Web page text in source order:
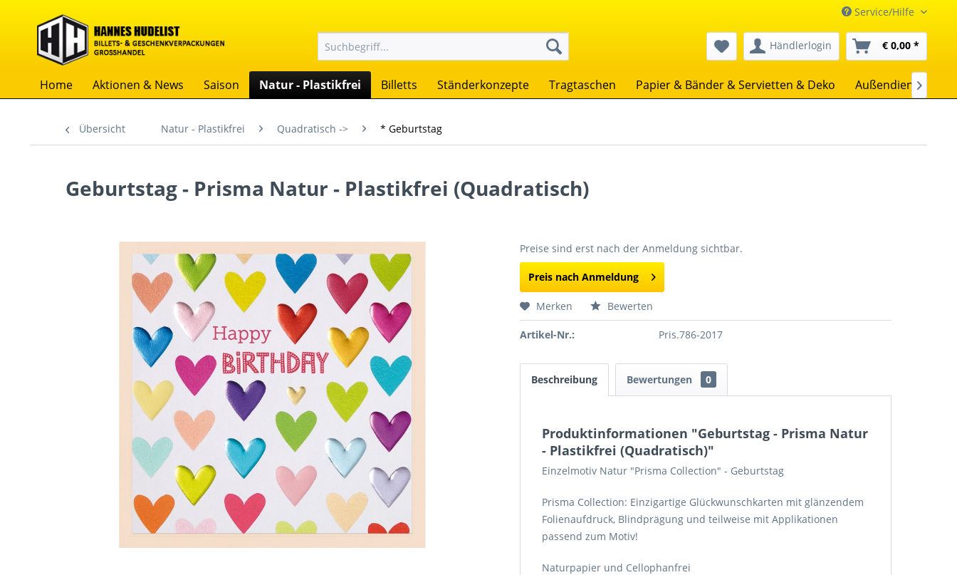
Service/Hilfe
Händlerlogin € 0,00 *
Home Aktionen & News Saison Natur - Plastikfrei Billetts Ständerkonzepte Tragtaschen Papier & Bänder & Servietten & Deko Außendienst

Übersicht Natur - Plastikfrei Quadratisch -> * Geburtstag
Geburtstag - Prisma Natur - Plastikfrei (Quadratisch)
Preise sind erst nach der Anmeldung sichtbar.
Preis nach Anmeldung
Merken Bewerten
Artikel-Nr.: Pris.786-2017
Beschreibung Bewertungen 0
Produktinformationen "Geburtstag - Prisma Natur
- Plastikfrei (Quadratisch)"
Einzelmotiv Natur "Prisma Collection" - Geburtstag
Prisma Collection: Einzigartige Glückwunschkarten mit glänzendem
Folienaufdruck, Blindprägung und teilweise mit Applikationen
passend zum Motiv!
Naturpapier und Cellophanfrei